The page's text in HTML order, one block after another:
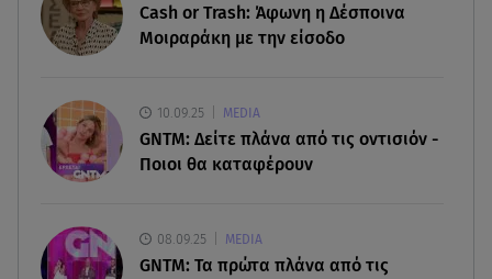
07.08.26 , 22:40
Χανιά: Φίδι δάγκωσε 13χρονο σε παραλία
Φωτιές: Στάχτη Το Πράσινο Στολίδι Της Δυτικής
Αττικής
Αραβία - Πακιστάν
Cash or Trash: Άφωνη η Δέσποινα
Μοιραράκη με την είσοδο
10.09.25 MEDIA
GNTM: Δείτε πλάνα από τις οντισιόν -
Ποιοι θα καταφέρουν
08.09.25 MEDIA
GNTM: Τα πρώτα πλάνα από τις